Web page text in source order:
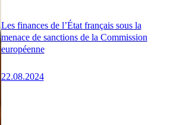
Les finances de l’État français sous la
menace de sanctions de la Commission
européenne
22.08.2024